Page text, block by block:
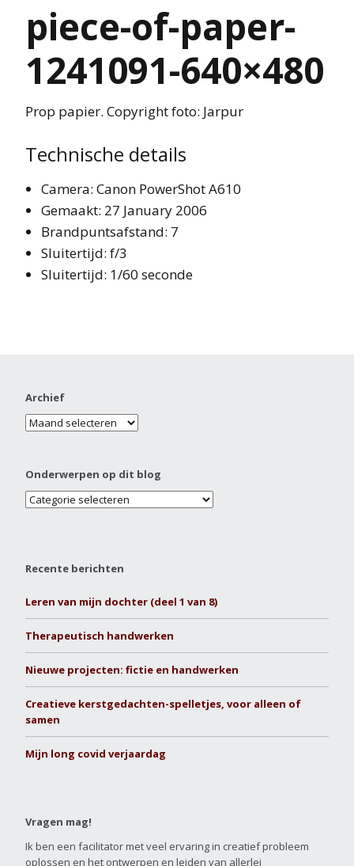
piece-of-paper-
1241091-640×480
Prop papier. Copyright foto: Jarpur
Technische details
Camera: Canon PowerShot A610
Gemaakt: 27 January 2006
Brandpuntsafstand: 7
Sluitertijd: f/3
Sluitertijd: 1/60 seconde
Archief
Onderwerpen op dit blog
Recente berichten
Leren van mijn dochter (deel 1 van 8)
Therapeutisch handwerken
Nieuwe projecten: fictie en handwerken
Creatieve kerstgedachten-spelletjes, voor alleen of
samen
Mijn long covid verjaardag
Vragen mag!
Ik ben een facilitator met veel ervaring in creatief probleem
oplossen en het ontwerpen en leiden van allerlei